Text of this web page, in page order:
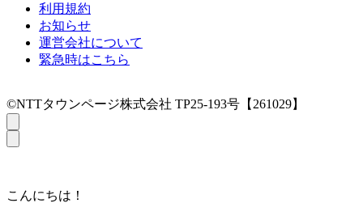
利用規約
お知らせ
運営会社について
緊急時はこちら
©NTTタウンページ株式会社 TP25-193号【261029】
こんにちは！